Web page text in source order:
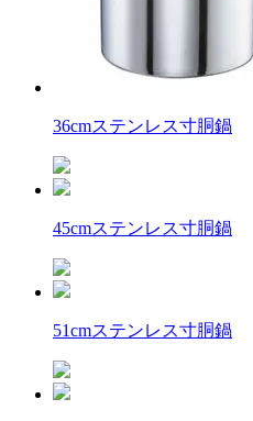
36cmステンレス寸胴鍋
45cmステンレス寸胴鍋
51cmステンレス寸胴鍋